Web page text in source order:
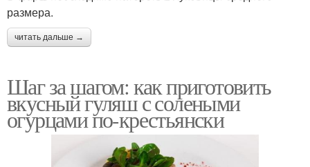
размера.
читать дальше →
Шаг за шагом: как приготовить
вкусный гуляш с солеными
огурцами по-крестьянски